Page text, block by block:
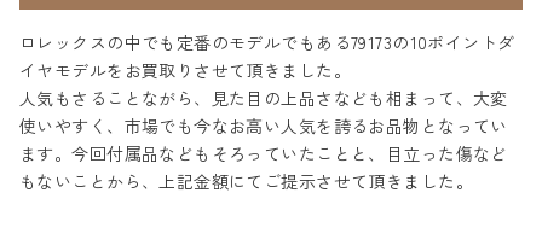
ロレックスの中でも定番のモデルでもある79173の10ポイントダ
イヤモデルをお買取りさせて頂きました。
人気もさることながら、見た目の上品さなども相まって、大変
使いやすく、市場でも今なお高い人気を誇るお品物となってい
ます。今回付属品などもそろっていたことと、目立った傷など
もないことから、上記金額にてご提示させて頂きました。